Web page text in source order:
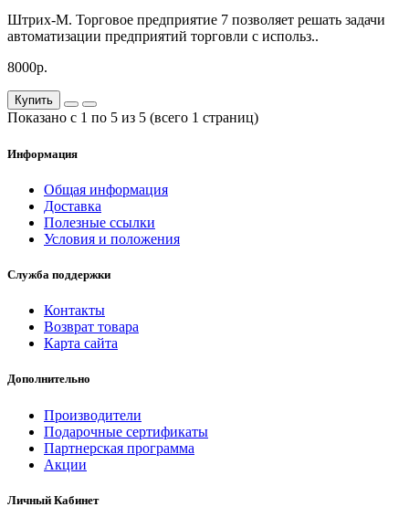
Штрих-М. Торговое предприятие 7 позволяет решать задачи
автоматизации предприятий торговли с использ..
8000р.
Купить
Показано с 1 по 5 из 5 (всего 1 страниц)
Информация
Общая информация
Доставка
Полезные ссылки
Условия и положения
Служба поддержки
Контакты
Возврат товара
Карта сайта
Дополнительно
Производители
Подарочные сертификаты
Партнерская программа
Акции
Личный Кабинет